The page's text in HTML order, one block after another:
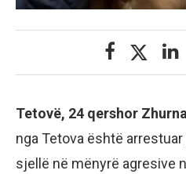
Tetovë, 24 qershor
nga Tetova është
sjellë në mënyrë agresive